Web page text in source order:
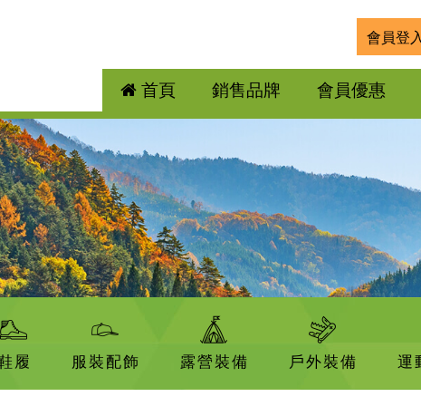
會員登
首頁 銷售品牌 會員優惠
履 服裝配飾 露營裝備 戶外裝備 運